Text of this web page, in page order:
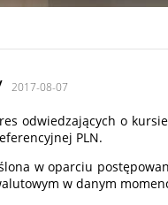
2017-08-07
odwiedzających o
PLN.
w oparciu
w danym